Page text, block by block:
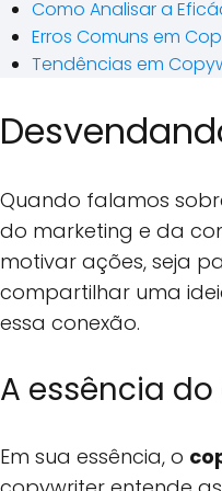
Como Analisar a
Erros Comuns em
Tendências em
Quando falamos
do marketing e da
motivar ações, seja
compartilhar uma
essa conexão.
A essência
Em sua essência, o